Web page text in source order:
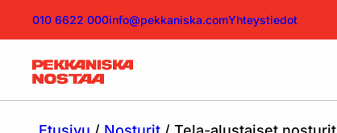
010 6622 000info@pekkaniska.comYhteystiedot